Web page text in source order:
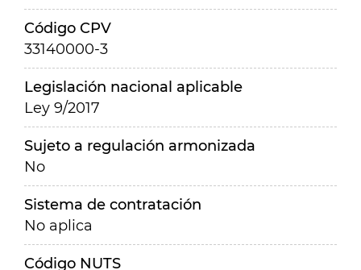
Código CPV
33140000-3
Legislación nacional aplicable
Ley 9/2017
Sujeto a regulación armonizada
No
Sistema de contratación
No aplica
Código NUTS